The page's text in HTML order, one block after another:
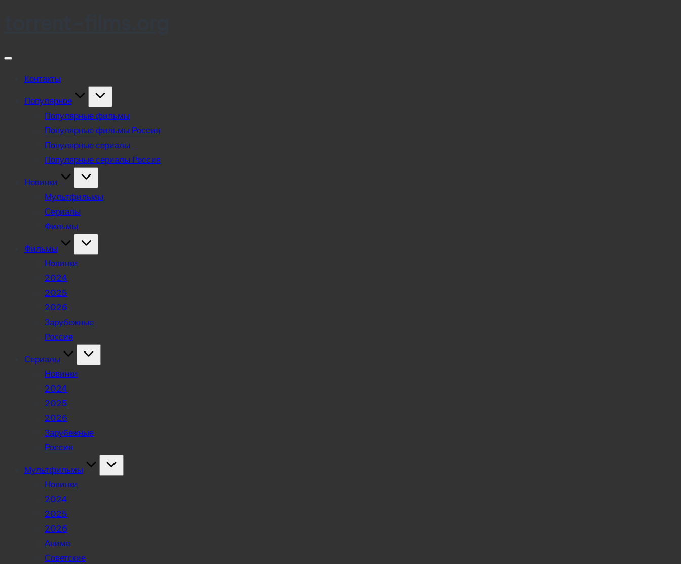
Контакты
Популярное
Популярные фильмы
Популярные фильмы Россия
Популярные сериалы
Популярные сериалы Россия
Новинки
Мультфильмы
Сериалы
Фильмы
Фильмы
Новинки
2024
2025
2026
Зарубежные
Россия
Сериалы
Новинки
2024
2025
2026
Зарубежные
Россия
Мультфильмы
Новинки
2024
2025
2026
Аниме
Советские